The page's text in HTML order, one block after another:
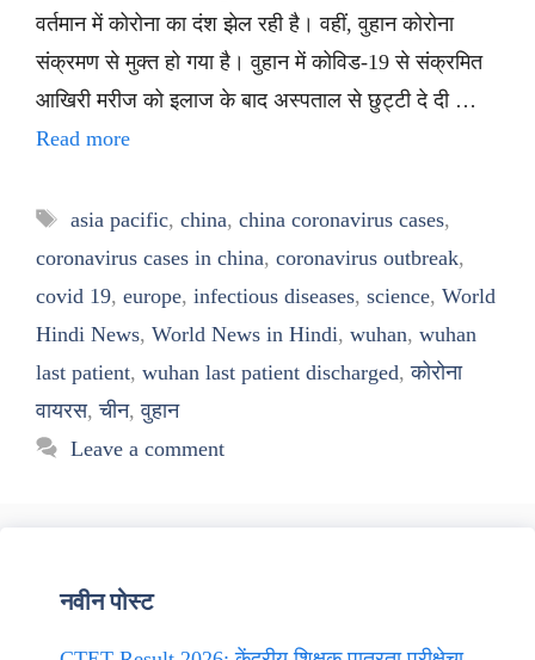
वर्तमान में कोरोना का दंश झेल रही है। वहीं, वुहान कोरोना
संक्रमण से मुक्त हो गया है। वुहान में कोविड-19 से संक्रमित
आखिरी मरीज को इलाज के बाद अस्पताल से छुट्टी दे दी …
Read more
Tags
asia pacific, china, china coronavirus cases,
coronavirus cases in china, coronavirus outbreak,
covid 19, europe, infectious diseases, science, World
Hindi News, World News in Hindi, wuhan, wuhan
last patient, wuhan last patient discharged,कोरोना
वायरस,चीन,वुहान
Leave a comment
नवीन पोस्ट